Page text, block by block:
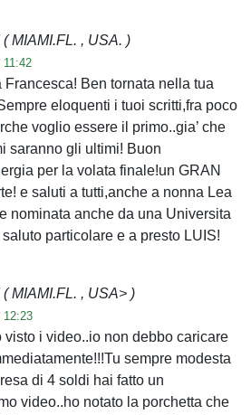
( MIAMI.FL. , USA. )
11:42
Francesca! Ben tornata nella tua
eloquenti i tuoi scritti,fra poco
voglio essere il primo..gia’ che
saranno gli ultimi! Buon
per la volata finale!un GRAN
e saluti a tutti,anche a nonna Lea
nominata anche da una Universita
particolare e a presto LUIS!
( MIAMI.FL. , USA> )
12:23
visto i video..io non debbo caricare
sempre modesta
di 4 soldi hai fatto un
video..ho notato la porchetta che